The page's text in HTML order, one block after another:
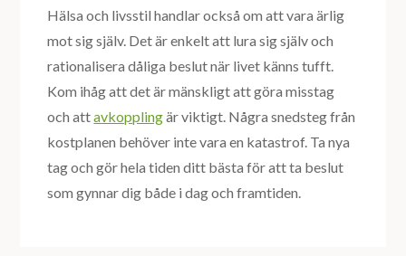
Hälsa och livsstil handlar också om att vara ärlig
mot sig själv. Det är enkelt att lura sig själv och
rationalisera dåliga beslut när livet känns tufft.
Kom ihåg att det är mänskligt att göra misstag
och attavkopplingär viktigt. Några snedsteg från
kostplanen behöver inte vara en katastrof. Ta nya
tag och gör hela tiden ditt bästa för att ta beslut
som gynnar dig både i dag och framtiden.